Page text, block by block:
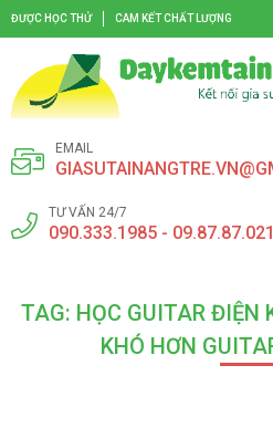
ĐƯỢC HỌC THỬ CAM KẾT CHẤT LƯỢNG
EMAIL
TƯ VẤN 24/7
090.333.1985 -
TAG: HỌC GUITAR ĐIỆN
KHÓ HƠN